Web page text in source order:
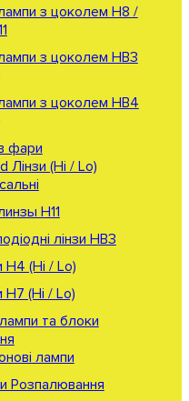
з цоколем H8 /
з цоколем HB3
з цоколем HB4
фари
Лінзи (Hi / Lo)
H11
лінзи HB3
Н4 (Hi / Lo)
Н7 (Hi / Lo)
та блоки
лампи
Розпалювання